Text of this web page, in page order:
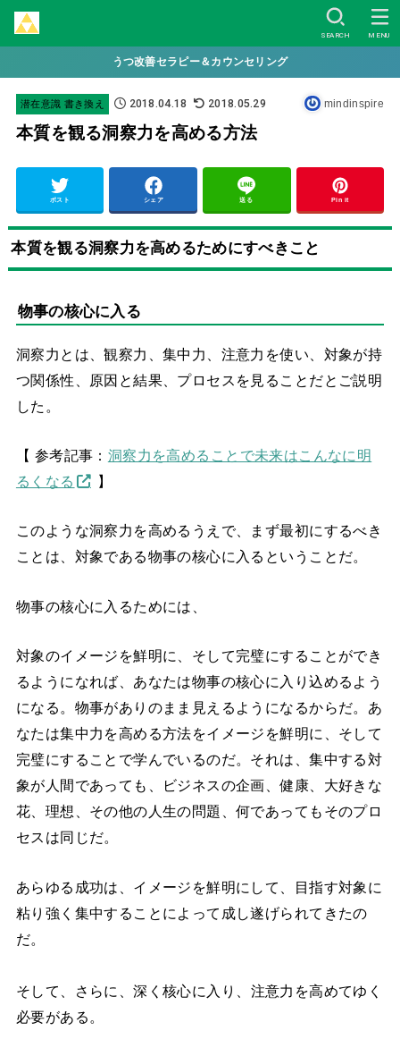
SEARCH MENU
うつ改善セラピー＆カウンセリング
潜在意識 書き換え 2018.04.18 2018.05.29 mindinspire
本質を観る洞察力を高める方法
ポスト シェア 送る Pin it
本質を観る洞察力を高めるためにすべきこと
物事の核心に入る
洞察力とは、観察力、集中力、注意力を使い、対象が持
つ関係性、原因と結果、プロセスを見ることだとご説明
した。
【 参考記事： 洞察力を高めることで未来はこんなに明
るくなる
】
このような洞察力を高めるうえで、まず最初にするべき
ことは、対象である物事の核心に入るということだ。
物事の核心に入るためには、
対象のイメージを鮮明に、そして完璧にすることができ
るようになれば、あなたは物事の核心に入り込めるよう
になる。物事がありのまま見えるようになるからだ。あ
なたは集中力を高める方法をイメージを鮮明に、そして
完璧にすることで学んでいるのだ。それは、集中する対
象が人間であっても、ビジネスの企画、健康、大好きな
花、理想、その他の人生の問題、何であってもそのプロ
セスは同じだ。
あらゆる成功は、イメージを鮮明にして、目指す対象に
粘り強く集中することによって成し遂げられてきたの
だ。
そして、さらに、深く核心に入り、 注意力を高めてゆく
必要がある。